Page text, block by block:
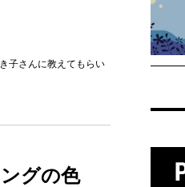
子さんに教えてもらい
グの色